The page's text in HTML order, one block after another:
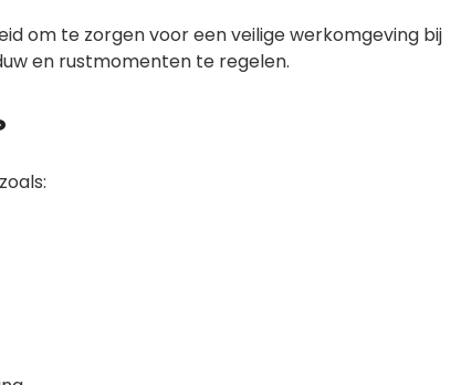
om te zorgen voor een veilige werkomgeving bij
en rustmomenten te regelen.